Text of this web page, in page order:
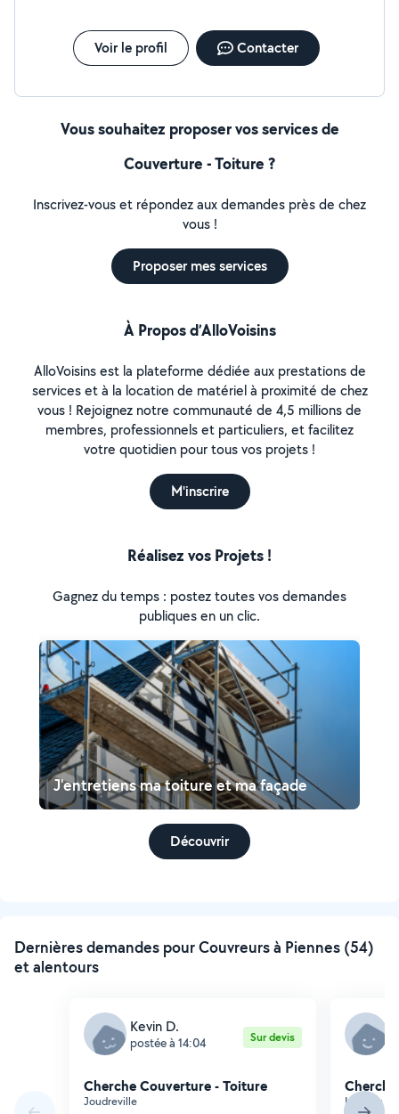
Voir le profil Contacter
Vous souhaitez proposer vos services de
Couverture - Toiture ?
Inscrivez-vous et répondez aux demandes près de chez
vous !
Proposer mes services
À Propos d’AlloVoisins
AlloVoisins est la plateforme dédiée aux prestations de
services et à la location de matériel à proximité de chez
vous ! Rejoignez notre communauté de 4,5 millions de
membres, professionnels et particuliers, et facilitez
votre quotidien pour tous vos projets !
M'inscrire
Réalisez vos Projets !
Gagnez du temps : postez toutes vos demandes
publiques en un clic.
J'entretiens ma toiture et ma façade
Découvrir
Dernières demandes pour Couvreurs à Piennes (54)
et alentours
Kevin D.
postée à 14:04 Sur devis
Cherche Couverture - Toiture
Joudreville
Landres